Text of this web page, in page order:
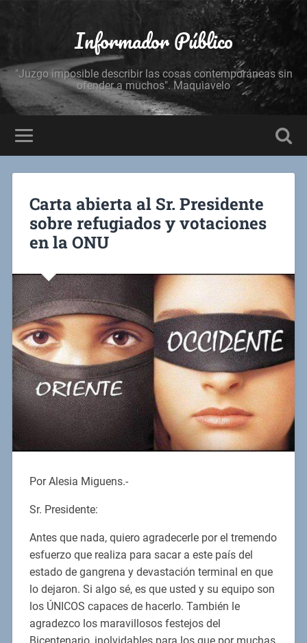
Informador Público
"Juzgo imposible describir las cosas contemporáneas sin
ofender a muchos". Maquiavelo
Carta abierta al Sr. Presidente
sobre refugiados y votaciones
en la ONU
Por Alesia Miguens.-
Sr. Presidente:
Antes que nada, quiero agradecerle por el tremendo
esfuerzo que realiza para sacar a este país del
estado de gangrena y devastación terminal en que
lo dejaron. Si algo sé, es que usted y su equipo son
los ÚNICOS capaces de hacerlo. También le
agradezco los maravillosos festejos del
Bicentenario, inolvidables para los que por muchas